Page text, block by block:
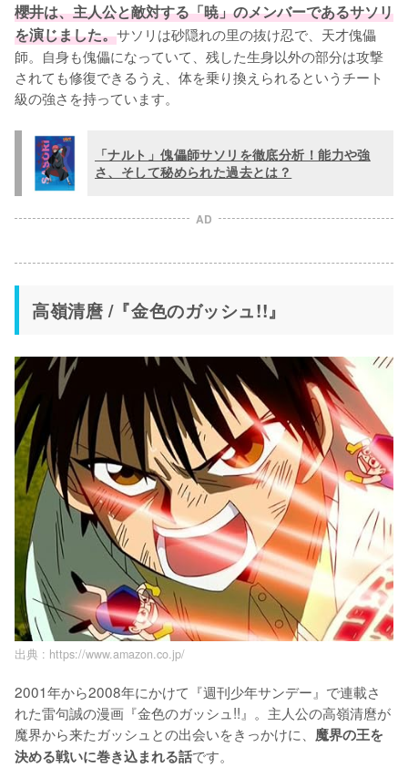
櫻井は、主人公と敵対する「暁」のメンバーであるサソリ
を演じました。サソリは砂隠れの里の抜け忍で、天才傀儡
師。自身も傀儡になっていて、残した生身以外の部分は攻撃
されても修復できるうえ、体を乗り換えられるというチート
級の強さを持っています。
「ナルト」傀儡師サソリを徹底分析！能力や強
さ、そして秘められた過去とは？
AD
高嶺清麿 /『金色のガッシュ!!』
出典 : https://www.amazon.co.jp/
2001年から2008年にかけて『週刊少年サンデー』で連載さ
れた雷句誠の漫画『金色のガッシュ!!』。主人公の高嶺清麿が
魔界から来たガッシュとの出会いをきっかけに、 魔界の王を
決める戦いに巻き込まれる話です。